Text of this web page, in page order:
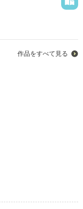
作品をすべて見る